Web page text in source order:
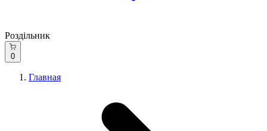
Роздільник
0
Главная